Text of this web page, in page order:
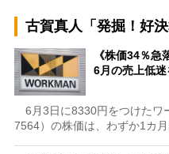
古賀真人「発掘！好決
《株価34％急
6月の売上低
6月3日に8330円をつけたワ
7564）の株価は、わずか1カ